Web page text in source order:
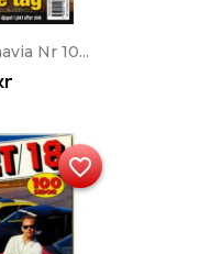
Nr 10...
favorite_border